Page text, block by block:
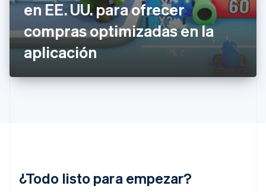
en EE. UU. para ofrecer
compras optimizadas en la
aplicación
¿Todo listo para empezar?
Gibraltar
English
Grecia
English
Hungría
India
Letonia
English